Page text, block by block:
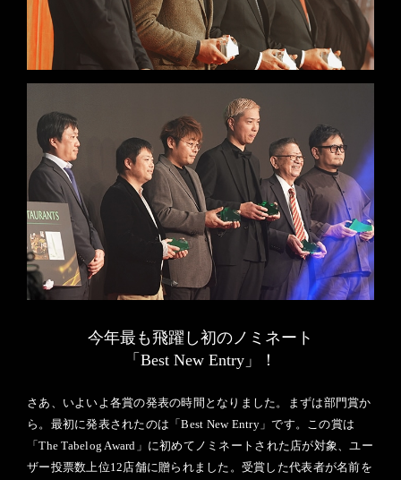
今年最も飛躍し初のノミネート
「Best New Entry」！
さあ、いよいよ各賞の発表の時間となりました。まずは部門賞か
ら。最初に発表されたのは「Best New Entry」です。この賞は
「The Tabelog Award」に初めてノミネートされた店が対象、ユー
ザー投票数上位12店舗に贈られました。受賞した代表者が名前を